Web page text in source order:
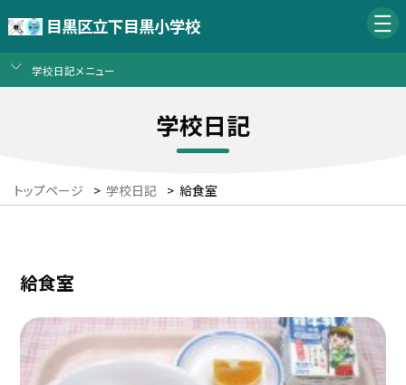
目黒区立下目黒小学校
学校日記メニュー
学校日記
トップページ > 学校日記 > 給食室
給食室